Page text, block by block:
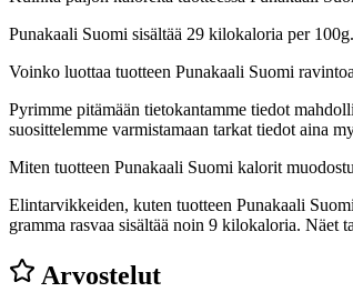
Punakaali Suomi sisältää 29 kilokaloria per
Voinko luottaa tuotteen Punakaali Suomi
Pyrimme pitämään tietokantamme tiedot
suosittelemme varmistamaan tarkat tiedot aina
Miten tuotteen Punakaali Suomi kalorit
Elintarvikkeiden, kuten tuotteen Punakaali
gramma rasvaa sisältää noin 9 kilokaloria. Näet
Arvostelut